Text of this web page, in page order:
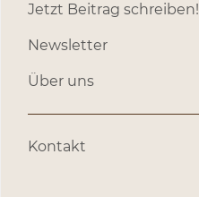
Jetzt Beitrag schreiben!
Newsletter
Über uns
Kontakt